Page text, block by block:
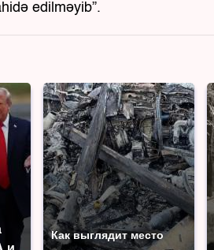
edilməyib”.
Как выглядит место